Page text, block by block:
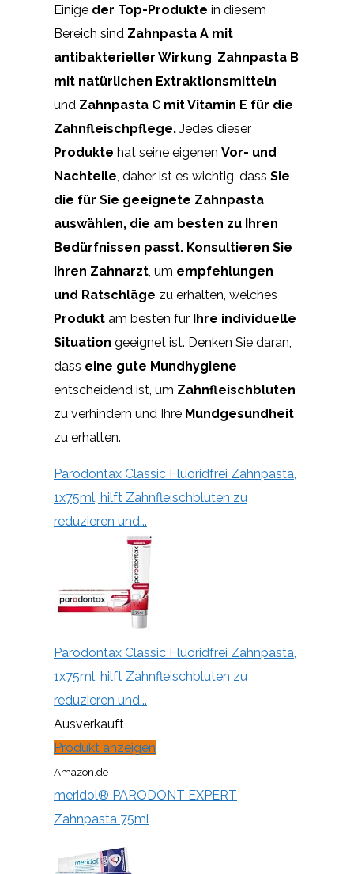
Einige der Top-Produkte in diesem
Bereich sind Zahnpasta A mit
antibakterieller Wirkung Zahnpasta B
mit natürlichen Extraktionsmitteln
und Zahnpasta C mit Vitamin E für die
Zahnfleischpflege. Jedes dieser
Produkte hat seine eigenen Vor- und
Nachteile , daher ist es wichtig, dass Sie
die für Sie geeignete Zahnpasta
auswählen, die am besten zu Ihren
Bedürfnissen passt. Konsultieren Sie
Ihren Zahnarzt , um empfehlungen
und Ratschläge zu erhalten, welches
Produkt am besten für Ihre individuelle
Situation geeignet ist. Denken Sie daran,
dass eine gute Mundhygiene
entscheidend ist, um Zahnfleischbluten
zu verhindern und Ihre Mundgesundheit
zu erhalten.
Parodontax Classic Fluoridfrei Zahnpasta,
1x75ml, hilft Zahnfleischbluten zu
reduzieren und...
Parodontax Classic Fluoridfrei Zahnpasta,
1x75ml, hilft Zahnfleischbluten zu
reduzieren und...
Ausverkauft
Produkt anzeigen
Amazon.de
meridol® PARODONT EXPERT
Zahnpasta 75ml